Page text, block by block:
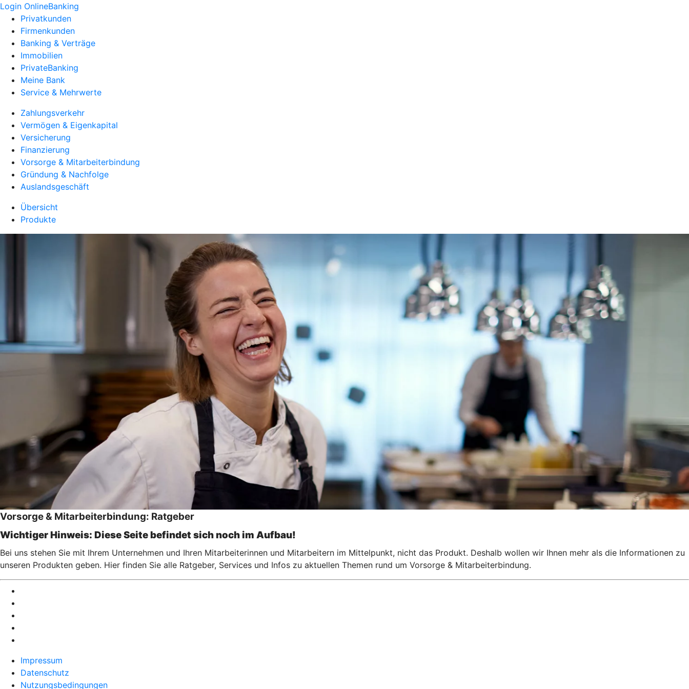
Login OnlineBanking
Privatkunden
Firmenkunden
Banking & Verträge
Immobilien
PrivateBanking
Meine Bank
Service & Mehrwerte
Zahlungsverkehr
Vermögen & Eigenkapital
Versicherung
Finanzierung
Vorsorge & Mitarbeiterbindung
Gründung & Nachfolge
Auslandsgeschäft
Übersicht
Produkte
Vorsorge & Mitarbeiterbindung: Ratgeber
Wichtiger Hinweis: Diese Seite befindet sich noch im Aufbau!
Bei uns stehen Sie mit Ihrem Unternehmen und Ihren Mitarbeiterinnen und Mitarbeitern im Mittelpunkt, nicht das Produkt. Deshalb wollen wir Ihnen mehr als die Informationen zu
unseren Produkten geben. Hier finden Sie alle Ratgeber, Services und Infos zu aktuellen Themen rund um Vorsorge & Mitarbeiterbindung.
Impressum
Datenschutz
Nutzungsbedingungen